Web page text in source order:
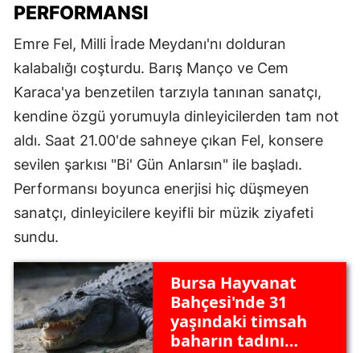
PERFORMANSI
Emre Fel, Milli İrade Meydanı'nı dolduran
kalabalığı coşturdu. Barış Manço ve Cem
Karaca'ya benzetilen tarzıyla tanınan sanatçı,
kendine özgü yorumuyla dinleyicilerden tam not
aldı. Saat 21.00'de sahneye çıkan Fel, konsere
sevilen şarkısı "Bi' Gün Anlarsın" ile başladı.
Performansı boyunca enerjisi hiç düşmeyen
sanatçı, dinleyicilere keyifli bir müzik ziyafeti
sundu.
Bursa Hayvanat
Bahçesi'nde 31
yaşındaki timsah
baharın tadını